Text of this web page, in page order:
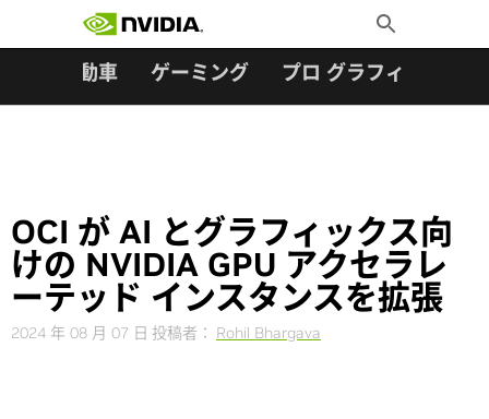
Toggle
Search
自動車 ゲーミング プロ グラフィックス
OCI が AI とグラフィックス向
けの NVIDIA GPU アクセラレ
ーテッド インスタンスを拡張
2024 年 08 月 07 日 投稿者： Rohil Bhargava